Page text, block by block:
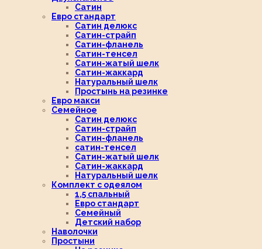
Сатин
Евро стандарт
Сатин делюкс
Сатин-страйп
Сатин-фланель
Сатин-тенсел
Сатин-жатый шелк
Сатин-жаккард
Натуральный шелк
Простынь на резинке
Евро макси
Семейное
Сатин делюкс
Сатин-страйп
Сатин-фланель
сатин-тенсел
Сатин-жатый шелк
Сатин-жаккард
Натуральный шелк
Комплект с одеялом
1,5 спальный
Евро стандарт
Семейный
Детский набор
Наволочки
Простыни